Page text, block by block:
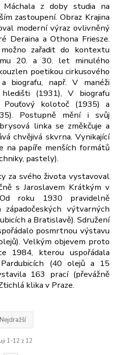
z doby studia na
zastoupení. Obraz Krajina
moderní výraz ovlivněný
Deraina a Othona Friesze.
zařadit do kontextu
20. a 30. let minulého
poetikou cirkusového
biografu, např. V manéži
(1931), V biografu
Pouťový kolotoč (1935) a
Postupně mění i svůj
linka se změkčuje a
chvějivá skvrna. Vynikající
na papíře menších formátů
pastely).
za svého života vystavoval
s Jaroslavem Krátkým v
roku 1930 pravidelně
výtvarných
a Bratislavě). Sdružení
posmrtnou výstavu
Velkým objevem proto
1984, kterou uspořádala
(40 olejů a 15
163 prací (převážně
klika v Praze.
Nejdražší
1-12 z 12